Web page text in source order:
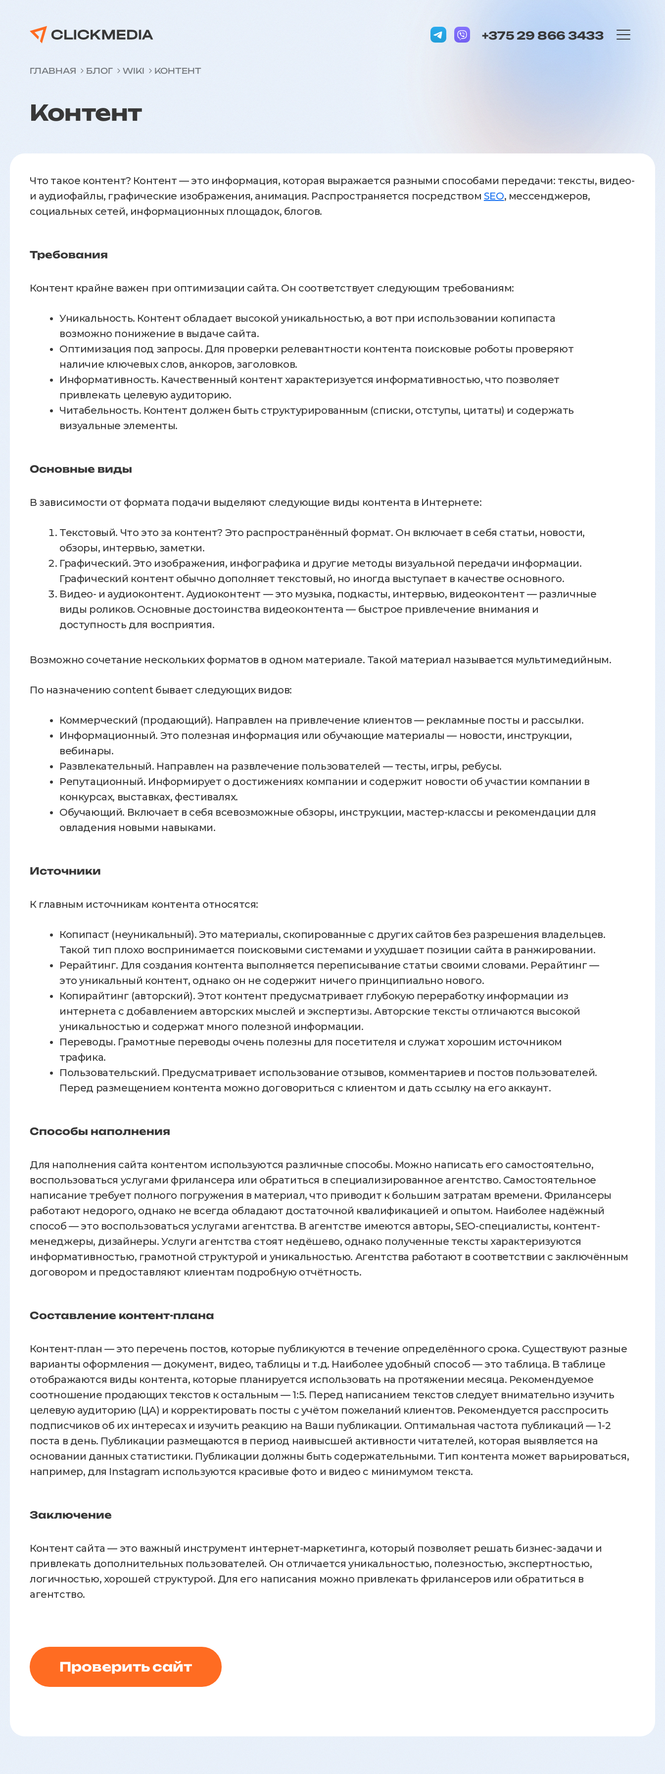
+375 29 866 3433
ГЛАВНАЯ БЛОГ WIKI КОНТЕНТ
Контент
Что такое контент? Контент — это информация, которая выражается разными способами передачи: тексты, видео-
и аудиофайлы, графические изображения, анимация. Распространяется посредством SEO, мессенджеров,
социальных сетей, информационных площадок, блогов.
Требования
Контент крайне важен при оптимизации сайта. Он соответствует следующим требованиям:
Уникальность. Контент обладает высокой уникальностью, а вот при использовании копипаста
возможно понижение в выдаче сайта.
Оптимизация под запросы. Для проверки релевантности контента поисковые роботы проверяют
наличие ключевых слов, анкоров, заголовков.
Информативность. Качественный контент характеризуется информативностью, что позволяет
привлекать целевую аудиторию.
Читабельность. Контент должен быть структурированным (списки, отступы, цитаты) и содержать
визуальные элементы.
Основные виды
В зависимости от формата подачи выделяют следующие виды контента в Интернете:
Текстовый. Что это за контент? Это распространённый формат. Он включает в себя статьи, новости,
обзоры, интервью, заметки.
Графический. Это изображения, инфографика и другие методы визуальной передачи информации.
Графический контент обычно дополняет текстовый, но иногда выступает в качестве основного.
Видео- и аудиоконтент. Аудиоконтент — это музыка, подкасты, интервью, видеоконтент — различные
виды роликов. Основные достоинства видеоконтента — быстрое привлечение внимания и
доступность для восприятия.
Возможно сочетание нескольких форматов в одном материале. Такой материал называется мультимедийным.
По назначению content бывает следующих видов:
Коммерческий (продающий). Направлен на привлечение клиентов — рекламные посты и рассылки.
Информационный. Это полезная информация или обучающие материалы — новости, инструкции,
вебинары.
Развлекательный. Направлен на развлечение пользователей — тесты, игры, ребусы.
Репутационный. Информирует о достижениях компании и содержит новости об участии компании в
конкурсах, выставках, фестивалях.
Обучающий. Включает в себя всевозможные обзоры, инструкции, мастер-классы и рекомендации для
овладения новыми навыками.
Источники
К главным источникам контента относятся:
Копипаст (неуникальный). Это материалы, скопированные с других сайтов без разрешения владельцев.
Такой тип плохо воспринимается поисковыми системами и ухудшает позиции сайта в ранжировании.
Рерайтинг. Для создания контента выполняется переписывание статьи своими словами. Рерайтинг —
это уникальный контент, однако он не содержит ничего принципиально нового.
Копирайтинг (авторский). Этот контент предусматривает глубокую переработку информации из
интернета с добавлением авторских мыслей и экспертизы. Авторские тексты отличаются высокой
уникальностью и содержат много полезной информации.
Переводы. Грамотные переводы очень полезны для посетителя и служат хорошим источником
трафика.
Пользовательский. Предусматривает использование отзывов, комментариев и постов пользователей.
Перед размещением контента можно договориться с клиентом и дать ссылку на его аккаунт.
Способы наполнения
Для наполнения сайта контентом используются различные способы. Можно написать его самостоятельно,
воспользоваться услугами фрилансера или обратиться в специализированное агентство. Самостоятельное
написание требует полного погружения в материал, что приводит к большим затратам времени. Фрилансеры
работают недорого, однако не всегда обладают достаточной квалификацией и опытом. Наиболее надёжный
способ — это воспользоваться услугами агентства. В агентстве имеются авторы, SEO-специалисты, контент-
менеджеры, дизайнеры. Услуги агентства стоят недёшево, однако полученные тексты характеризуются
информативностью, грамотной структурой и уникальностью. Агентства работают в соответствии с заключённым
договором и предоставляют клиентам подробную отчётность.
Составление контент-плана
Контент-план — это перечень постов, которые публикуются в течение определённого срока. Существуют разные
варианты оформления — документ, видео, таблицы и т.д. Наиболее удобный способ — это таблица. В таблице
отображаются виды контента, которые планируется использовать на протяжении месяца. Рекомендуемое
соотношение продающих текстов к остальным — 1:5. Перед написанием текстов следует внимательно изучить
целевую аудиторию (ЦА) и корректировать посты с учётом пожеланий клиентов. Рекомендуется расспросить
подписчиков об их интересах и изучить реакцию на Ваши публикации. Оптимальная частота публикаций — 1-2
поста в день. Публикации размещаются в период наивысшей активности читателей, которая выявляется на
основании данных статистики. Публикации должны быть содержательными. Тип контента может варьироваться,
например, для Instagram используются красивые фото и видео с минимумом текста.
Заключение
Контент сайта — это важный инструмент интернет-маркетинга, который позволяет решать бизнес-задачи и
привлекать дополнительных пользователей. Он отличается уникальностью, полезностью, экспертностью,
логичностью, хорошей структурой. Для его написания можно привлекать фрилансеров или обратиться в
агентство.
Проверить сайт